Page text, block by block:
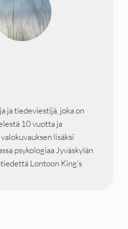
ja tiedeviestijä, joka on
10 vuotta ja
lisäksi
psykologiaa Jyväskylän
Lontoon King’s